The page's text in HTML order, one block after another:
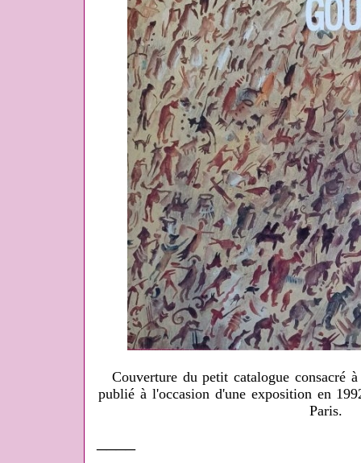
Couverture du petit catalogue consacré
publié à l'occasion d'une exposition en
Paris.